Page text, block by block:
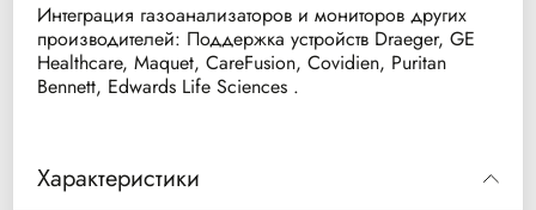
Характеристики
Интеграция газоанализаторов и мониторов других
производителей: Поддержка устройств Draeger, GE
Healthcare, Maquet, CareFusion, Covidien, Puritan
Bennett, Edwards Life Sciences .